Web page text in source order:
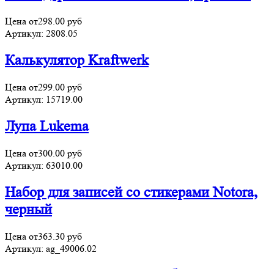
Цена от298.00 руб
Артикул: 2808.05
Калькулятор Kraftwerk
Цена от299.00 руб
Артикул: 15719.00
Лупа Lukema
Цена от300.00 руб
Артикул: 63010.00
Набор для записей со стикерами Notora,
черный
Цена от363.30 руб
Артикул: ag_49006.02